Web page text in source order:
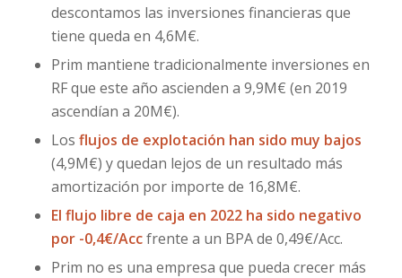
descontamos las inversiones financieras que
tiene queda en 4,6M€.
Prim mantiene tradicionalmente inversiones en
RF que este año ascienden a 9,9M€ (en 2019
ascendían a 20M€).
Los flujos de explotación han sido muy bajos
(4,9M€) y quedan lejos de un resultado más
amortización por importe de 16,8M€.
El flujo libre de caja en 2022 ha sido negativo
por -0,4€/Accfrente a un BPA de 0,49€/Acc.
Prim no es una empresa que pueda crecer más